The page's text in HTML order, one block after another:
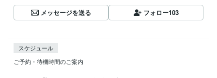
メッセージを送る フォロー103
スケジュール
ご予約・待機時間のご案内